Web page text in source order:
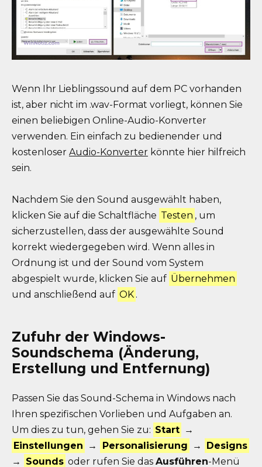
Wenn Ihr Lieblingssound auf dem PC vorhanden
ist, aber nicht im .wav-Format vorliegt, können Sie
einen beliebigen Online-Audio-Konverter
verwenden. Ein einfach zu bedienender und
kostenloser Audio-Konverter könnte hier hilfreich
sein.
Nachdem Sie den Sound ausgewählt haben,
klicken Sie auf die Schaltfläche Testen , um
sicherzustellen, dass der ausgewählte Sound
korrekt wiedergegeben wird. Wenn alles in
Ordnung ist und der Sound vom System
abgespielt wurde, klicken Sie auf Übernehmen
und anschließend auf OK .
Zufuhr der Windows-
Soundschema (Änderung,
Erstellung und Entfernung)
Passen Sie das Sound-Schema in Windows nach
Ihren spezifischen Vorlieben und Aufgaben an.
Um dies zu tun, gehen Sie zu: Start →
Einstellungen
→ Personalisierung →
Designs
→
Sounds oder rufen Sie dasAusführen-Menü